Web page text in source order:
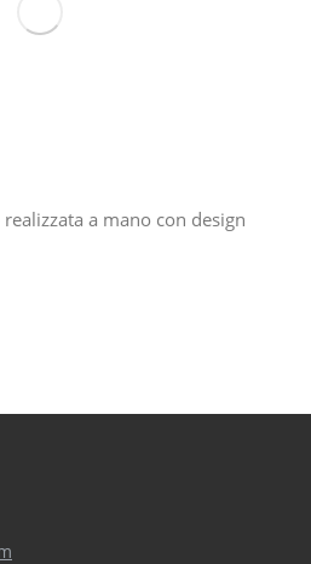
a mano con design